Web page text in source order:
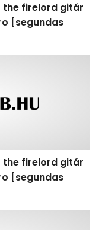
the firelord gitár
[segundas
the firelord gitár
[segundas